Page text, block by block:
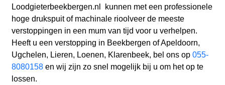
Loodgieterbeekbergen.nl
kunnen met een professionele
hoge drukspuit of machinale rioolveer de meeste
verstoppingen in een mum van tijd voor u verhelpen.
Heeft u een verstopping in Beekbergen of Apeldoorn,
Ugchelen, Lieren, Loenen, Klarenbeek, bel ons op 055-
8080158en wij zijn zo snel mogelijk bij u om het op te
lossen.